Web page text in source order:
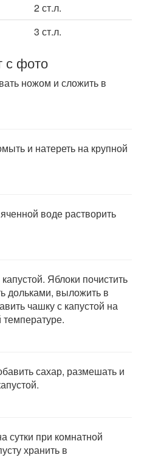
2 ст.л.
3 ст.л.
с фото
ножом и сложить в
и натереть на крупной
воде растворить
Яблоки почистить
дольками, выложить в
чашку с капустой на
температуре.
сахар, размешать и
сутки при комнатной
хранить в